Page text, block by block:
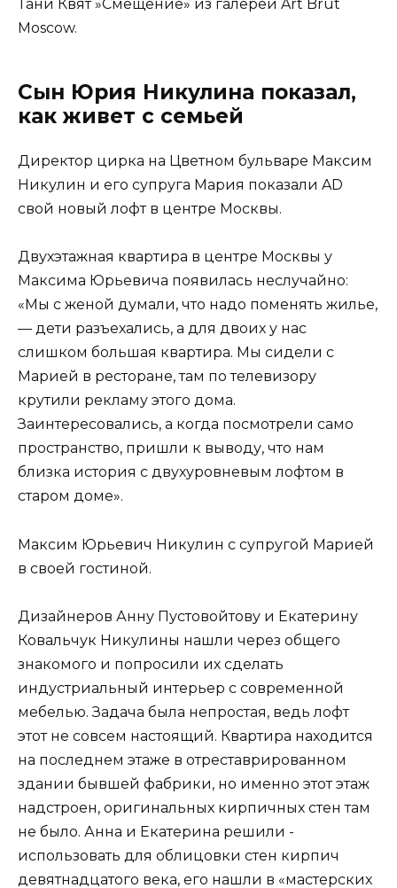
Тани Квят ­»Смещение» из галереи Art Brut
Moscow.
Сын Юрия Никулина показал,
как живет с семьей
Директор цирка на Цветном бульваре ­Максим
Никулин и его супруга Мария показали AD
свой новый лофт в центре Москвы.
Двухэтажная квартира в центре Москвы у
Максима Юрьевича появилась неслучайно:
«Мы с женой думали, что надо поменять жилье,
— дети разъехались, а для двоих у нас
слишком большая квартира. Мы сидели с
Марией в ресторане, там по телевизору
крутили рекламу этого дома.
Заинтересовались, а когда посмотрели само
пространство, пришли к выводу, что нам
близка история с двухуровневым лофтом в
старом доме».
Максим Юрьевич Никулин с супругой Марией
в своей гостиной.
Дизайнеров Анну Пустовойтову и Екатерину
Ковальчук Никулины нашли через общего
знакомого и попросили их сделать
индустриальный интерьер с современной
мебелью. Задача была непростая, ведь лофт
этот не совсем настоящий. Квартира находится
на последнем этаже в отреставрированном
здании бывшей фабрики, но именно этот этаж
надстроен, оригинальных кирпичных стен там
не было. Анна и Екатерина решили ­
использовать для облицовки стен кирпич
девятнадцатого века, его нашли в «мастерских